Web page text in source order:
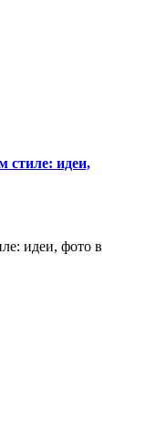
стиле: идеи,
идеи, фото в